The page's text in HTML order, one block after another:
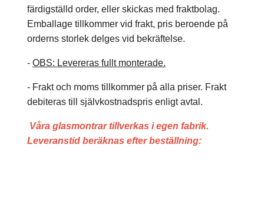
färdigställd order, eller skickas med fraktbolag.
Emballage tillkommer vid frakt, pris beroende på
orderns storlek delges vid bekräftelse.
- OBS: Levereras fullt monterade.
- Frakt och moms tillkommer på alla priser. Frakt
debiteras till självkostnadspris enligt avtal.
Våra glasmontrar tillverkas i egen fabrik.
Leveranstid beräknas efter beställning: